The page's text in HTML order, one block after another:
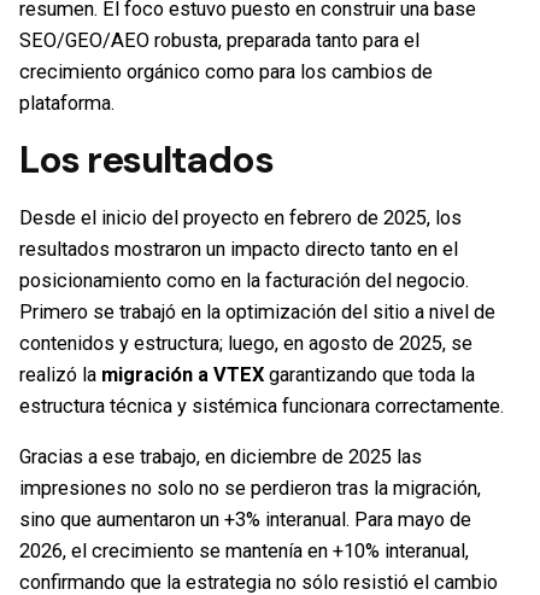
resumen. El foco estuvo puesto en construir una base
SEO/GEO/AEO robusta, preparada tanto para el
crecimiento orgánico como para los cambios de
plataforma.
Los resultados
Desde el inicio del proyecto en febrero de 2025, los
resultados mostraron un impacto directo tanto en el
posicionamiento como en la facturación del negocio.
Primero se trabajó en la optimización del sitio a nivel de
contenidos y estructura; luego, en agosto de 2025, se
realizó la migración a VTEX garantizando que toda la
estructura técnica y sistémica funcionara correctamente.
Gracias a ese trabajo, en diciembre de 2025 las
impresiones no solo no se perdieron tras la migración,
sino que aumentaron un +3% interanual. Para mayo de
2026, el crecimiento se mantenía en +10% interanual,
confirmando que la estrategia no sólo resistió el cambio